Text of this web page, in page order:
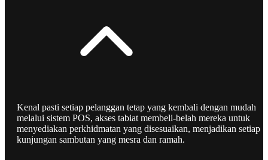
Kenal pasti setiap pelanggan tetap yang kembali dengan mudah
melalui sistem POS, akses tabiat membeli-belah mereka untuk
menyediakan perkhidmatan yang disesuaikan, menjadikan setiap
kunjungan sambutan yang mesra dan ramah.